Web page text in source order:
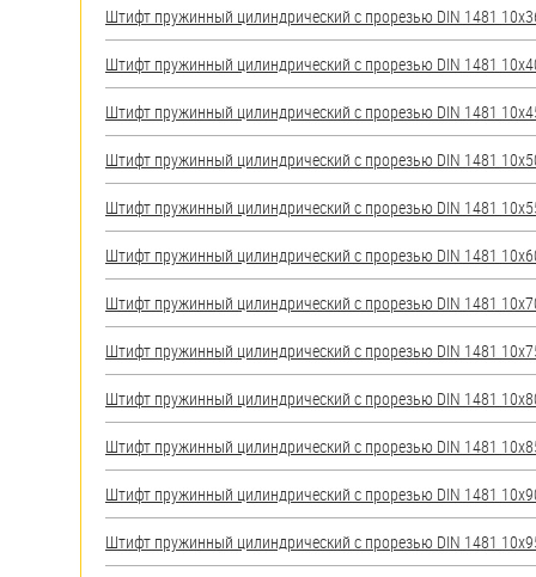
Штифт пружинный цилиндрический с прорезью DIN 1481
Штифт пружинный цилиндрический с прорезью DIN 1481
Штифт пружинный цилиндрический с прорезью DIN 1481
Штифт пружинный цилиндрический с прорезью DIN 1481
Штифт пружинный цилиндрический с прорезью DIN 1481
Штифт пружинный цилиндрический с прорезью DIN 1481
Штифт пружинный цилиндрический с прорезью DIN 1481
Штифт пружинный цилиндрический с прорезью DIN 1481
Штифт пружинный цилиндрический с прорезью DIN 1481
Штифт пружинный цилиндрический с прорезью DIN 1481
Штифт пружинный цилиндрический с прорезью DIN 1481
Штифт пружинный цилиндрический с прорезью DIN 1481